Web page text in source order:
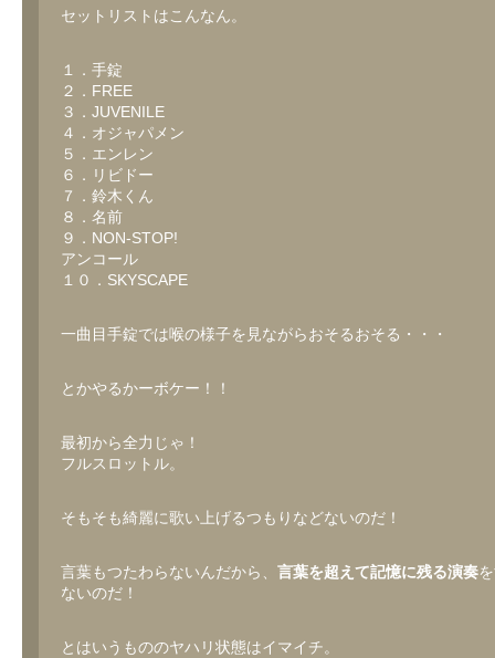
セットリストはこんなん。
１．手錠
２．FREE
３．JUVENILE
４．オジャパメン
５．エンレン
６．リビドー
７．鈴木くん
８．名前
９．NON-STOP!
アンコール
１０．SKYSCAPE
一曲目手錠では喉の様子を見ながらおそるおそる・・・
とかやるかーボケー！！
最初から全力じゃ！
フルスロットル。
そもそも綺麗に歌い上げるつもりなどないのだ！
言葉もつたわらないんだから、 言葉を超えて記憶に残る演奏
ないのだ！
とはいうもののヤハリ状態はイマイチ。